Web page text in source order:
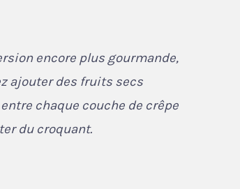
encore plus gourmande,
ajouter des fruits secs
chaque couche de crêpe
du croquant.